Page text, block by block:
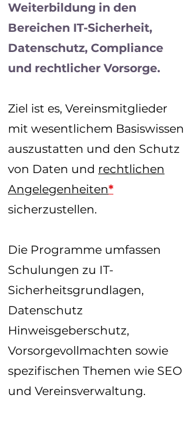
Weiterbildung in den
Bereichen IT-Sicherheit,
Datenschutz, Compliance
und rechtlicher Vorsorge.
Ziel ist es, Vereinsmitglieder
mit wesentlichem Basiswissen
auszustatten und den Schutz
von Daten und rechtlichen
Angelegenheiten*
sicherzustellen.
Die Programme umfassen
Schulungen zu IT-
Sicherheitsgrundlagen,
Datenschutz
Hinweisgeberschutz,
Vorsorgevollmachten sowie
spezifischen Themen wie SEO
und Vereinsverwaltung.